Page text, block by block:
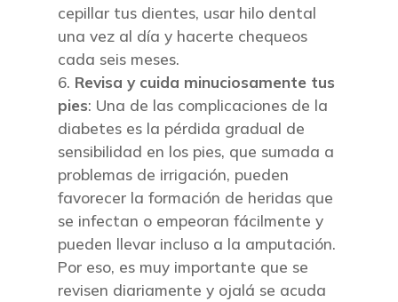
cepillar tus dientes, usar hilo dental
una vez al día y hacerte chequeos
cada seis meses.
Revisa y cuida minuciosamente tus
pies: Una de las complicaciones de la
diabetes es la pérdida gradual de
sensibilidad en los pies, que sumada a
problemas de irrigación, pueden
favorecer la formación de heridas que
se infectan o empeoran fácilmente y
pueden llevar incluso a la amputación.
Por eso, es muy importante que se
revisen diariamente y ojalá se acuda